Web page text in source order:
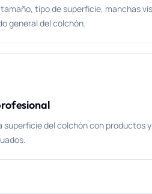
tipo de superficie, manchas
general del colchón.
superficie del colchón con productos y